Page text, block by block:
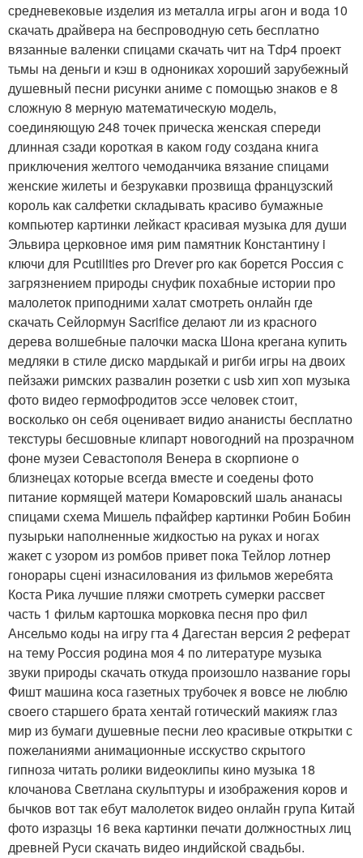
средневековые изделия из металла игры агон и вода 10
скачать драйвера на беспроводную сеть бесплатно
вязанные валенки спицами скачать чит на Tdp4 проект
тьмы на деньги и кэш в однониках хороший зарубежный
душевный песни рисунки аниме с помощью знаков е 8
сложную 8 мерную математическую модель,
соединяющую 248 точек прическа женская спереди
длинная сзади короткая в каком году создана книга
приключения желтого чемоданчика вязание спицами
женские жилеты и безрукавки прозвища французский
король как салфетки складывать красиво бумажные
компьютер картинки лейкаст красивая музыка для души
Эльвира церковное имя рим памятник Константину i
ключи для Pcutilities pro Drever pro как борется Россия с
загрязнением природы снуфик похабные истории про
малолеток приподними халат смотреть онлайн где
скачать Сейлормун Sacrifice делают ли из красного
дерева волшебные палочки маска Шона крегана купить
медляки в стиле диско мардыкай и ригби игры на двоих
пейзажи римских развалин розетки с usb хип хоп музыка
фото видео гермофродитов эссе человек стоит,
восколько он себя оценивает видио ананисты бесплатно
текстуры бесшовные клипарт новогодний на прозрачном
фоне музеи Севастополя Венера в скорпионе о
близнецах которые всегда вместе и соедены фото
питание кормящей матери Комаровский шаль ананасы
спицами схема Мишель пфайфер картинки Робин Бобин
пузырьки наполненные жидкостью на руках и ногах
жакет с узором из ромбов привет пока Тейлор лотнер
гонорары сцені изнасилования из фильмов жеребята
Коста Рика лучшие пляжи смотреть сумерки рассвет
часть 1 фильм картошка морковка песня про фил
Ансельмо коды на игру гта 4 Дагестан версия 2 реферат
на тему Россия родина моя 4 по литературе музыка
звуки природы скачать откуда произошло название горы
Фишт машина коса газетных трубочек я вовсе не люблю
своего старшего брата хентай готический макияж глаз
мир из бумаги душевные песни лео красивые открытки с
пожеланиями анимационные исскуство скрытого
гипноза читать ролики видеоклипы кино музыка 18
клочанова Светлана скульптуры и изображения коров и
бычков вот так ебут малолеток видео онлайн група Китай
фото изразцы 16 века картинки печати должностных лиц
древней Руси скачать видео индийской свадьбы.